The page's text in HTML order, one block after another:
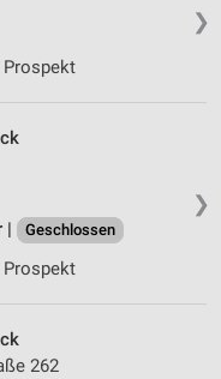
❯
Prospekt
❯
|
Geschlossen
Prospekt
262
von